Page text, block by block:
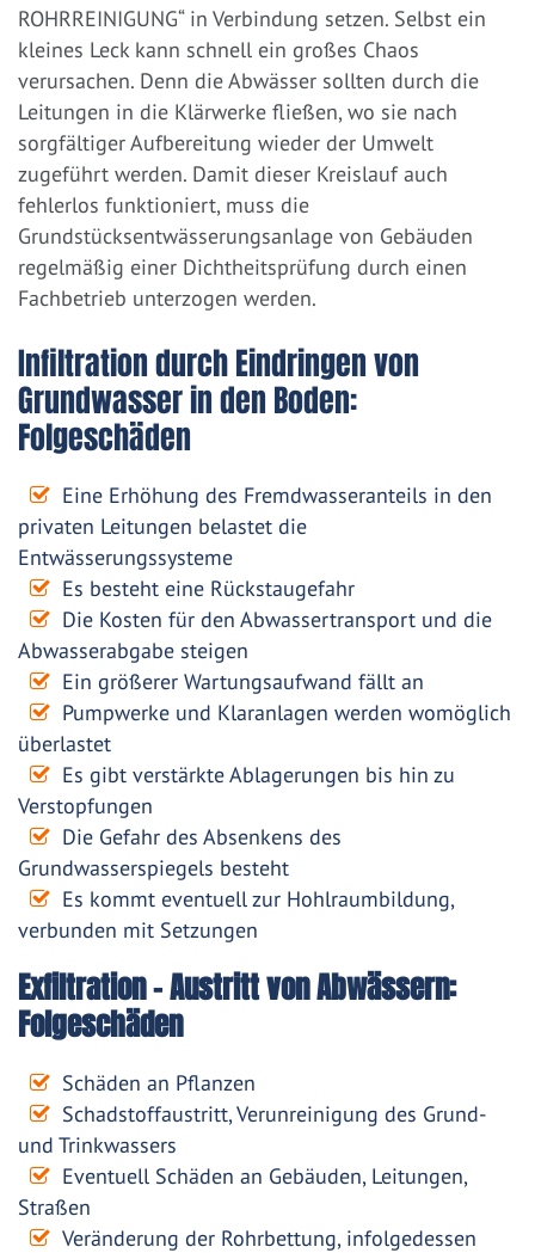
ROHRREINIGUNG“ in Verbindung setzen. Selbst ein
kleines Leck kann schnell ein großes Chaos
verursachen. Denn die Abwässer sollten durch die
Leitungen in die Klärwerke fließen, wo sie nach
sorgfältiger Aufbereitung wieder der Umwelt
zugeführt werden. Damit dieser Kreislauf auch
fehlerlos funktioniert, muss die
Grundstücksentwässerungsanlage von Gebäuden
regelmäßig einer Dichtheitsprüfung durch einen
Fachbetrieb unterzogen werden.
Infiltration durch Eindringen von
Grundwasser in den Boden:
Folgeschäden
Eine Erhöhung des Fremdwasseranteils in den
privaten Leitungen belastet die
Entwässerungssysteme
Es besteht eine Rückstaugefahr
Die Kosten für den Abwassertransport und die
Abwasserabgabe steigen
Ein größerer Wartungsaufwand fällt an
Pumpwerke und Klaranlagen werden womöglich
überlastet
Es gibt verstärkte Ablagerungen bis hin zu
Verstopfungen
Die Gefahr des Absenkens des
Grundwasserspiegels besteht
Es kommt eventuell zur Hohlraumbildung,
verbunden mit Setzungen
Exfiltration – Austritt von Abwässern:
Folgeschäden
Schäden an Pflanzen
Schadstoffaustritt, Verunreinigung des Grund-
und Trinkwassers
Eventuell Schäden an Gebäuden, Leitungen,
Straßen
Veränderung der Rohrbettung, infolgedessen